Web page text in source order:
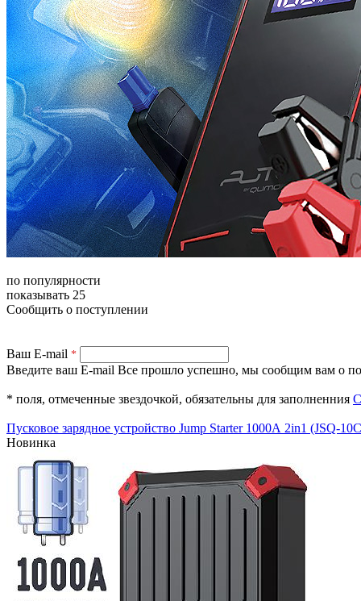
по популярности
показывать 25
Сообщить о поступлении
Ваш E-mail *
Введите ваш E-mail Все прошло успешно, мы сообщим вам о
* поля, отмеченные звездочкой, обязательны для заполненния
Пусковое зарядное устройство Jump Starter 1000А 2in1 (JSQ-
Новинка